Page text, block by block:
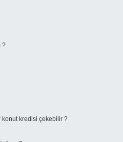
?
konut kredisi çekebilir ?